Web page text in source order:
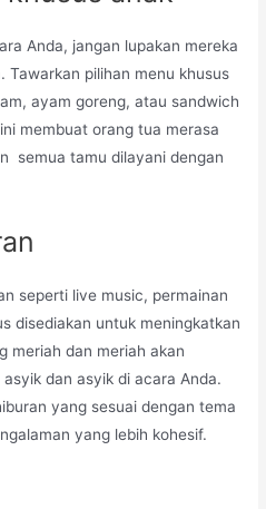
Anda, jangan lupakan mereka
Tawarkan pilihan menu khusus
ayam goreng, atau sandwich
membuat orang tua merasa
semua tamu dilayani dengan
seperti live music, permainan
disediakan untuk meningkatkan
meriah dan meriah akan
dan asyik di acara Anda.
yang sesuai dengan tema
yang lebih kohesif.